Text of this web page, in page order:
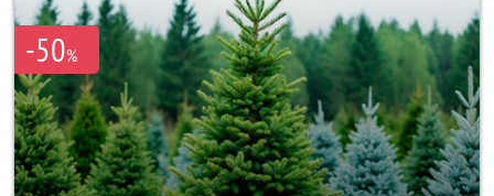
-50%